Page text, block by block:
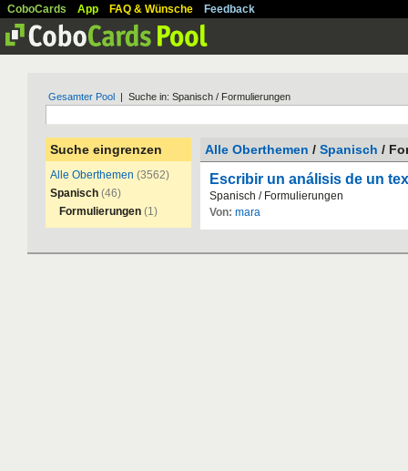
CoboCards App FAQ & Wünsche Feedback
Gesamter Pool | Suche in: Spanisch / Formulierungen
Suche eingrenzen
Alle Oberthemen (3562)
Spanisch (46)
Formulierungen (1)
Alle Oberthemen / Spanisch /
Escribir un análisis de un
Spanisch / Formulierungen
Von: mara